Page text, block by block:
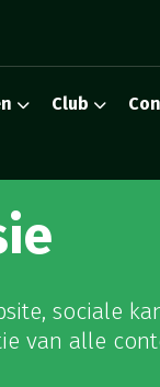
Club
sociale
van alle